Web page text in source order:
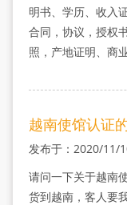
明书、学历、收入
合同，协议，授权
照，产地证明、商
越南使馆认证
发布于：2020/
请问一下关于越南
货到越南，客人要